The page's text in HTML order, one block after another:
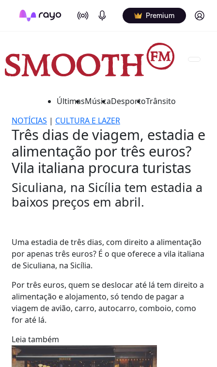
On Air Podcasts Premium Log in
ÚltimasMúsicaDesportoTrânsito
NOTÍCIAS | CULTURA E LAZER
Três dias de viagem, estadia e
alimentação por três euros?
Vila italiana procura turistas
Siculiana, na Sicília tem estadia a
baixos preços em abril.
Uma estadia de três dias, com direito a alimentação
por apenas três euros? É o que oferece a vila italiana
de Siculiana, na Sicília.
Por três euros, quem se deslocar até lá tem direito a
alimentação e alojamento, só tendo de pagar a
viagem de avião, carro, autocarro, comboio, como
for até lá.
Leia também